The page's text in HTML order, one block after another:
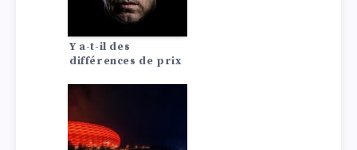
Y a-t-il des
différences de prix
entre les Lada?